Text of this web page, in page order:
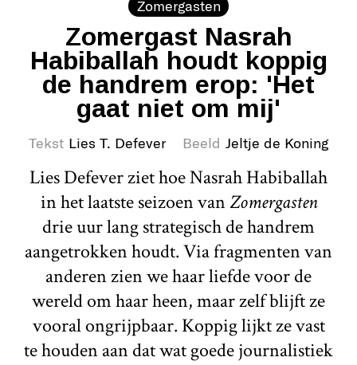
Zomergasten
Zomergast Nasrah
Habiballah houdt koppig
de handrem erop: 'Het
gaat niet om mij'
Tekst Lies T. Defever Beeld Jeltje de Koning
Lies Defever ziet hoe Nasrah Habiballah
in het laatste seizoen vanZomergasten
drie uur lang strategisch de handrem
aangetrokken houdt. Via fragmenten van
anderen zien we haar liefde voor de
wereld om haar heen, maar zelf blijft ze
vooral ongrijpbaar. Koppig lijkt ze vast
te houden aan dat wat goede journalistiek